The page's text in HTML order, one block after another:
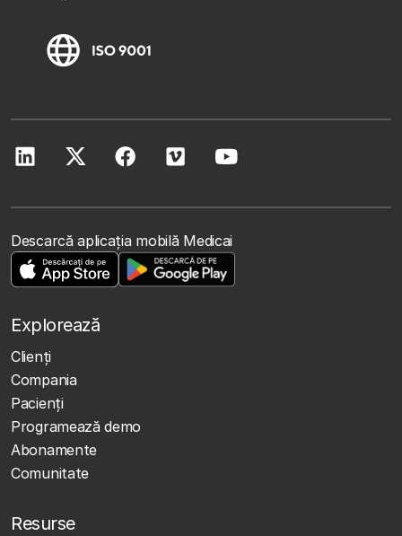
Descarcă aplicația mobilă Medicai
Explorează
Clienţi
Compania
Pacienți
Programează demo
Abonamente
Comunitate
Resurse